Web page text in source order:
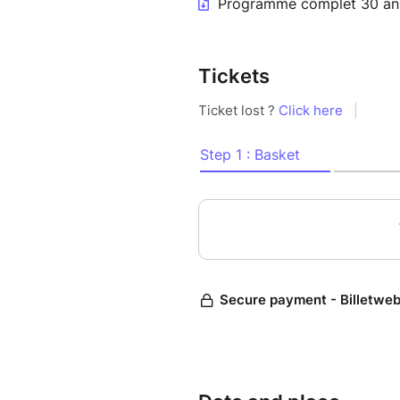
ensuite les remporter ou
de Artnatureconnexion.
Animé avec Frédérique de
Balade - À la découverte des
À la découverte des oiseaux
anecdotes enrichies de 30
multiplié par 4 en 30 ans. À
Jeu d'enquête - le passager
Programme complet 30
Tickets